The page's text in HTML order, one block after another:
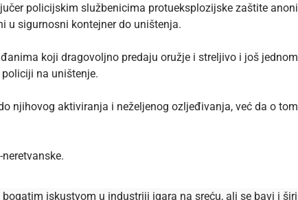
policijskim službenicima protueksplozijske zaštite
u sigurnosni kontejner do uništenja.
koji dragovoljno predaju oružje i streljivo i još
na uništenje.
njihovog aktiviranja i neželjenog ozljeđivanja, već da o
iskustvom u industriji igara na sreću, ali se bavi i